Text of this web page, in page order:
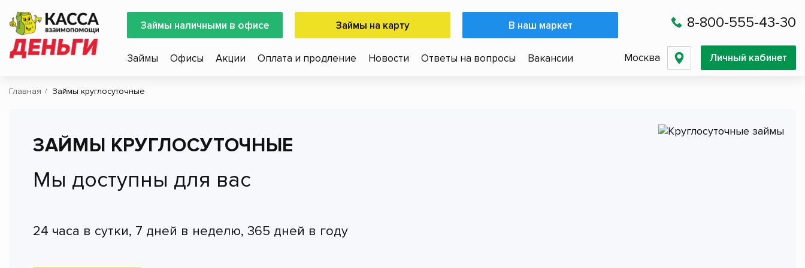
Займы наличными в офисе Займы на карту В наш маркет 8-800-555-43-30
Займы Офисы Акции Оплата и продление Новости Ответы на вопросы Вакансии Москва Личный кабинет
Главная Займы круглосуточные
ЗАЙМЫ КРУГЛОСУТОЧНЫЕ
Мы доступны для вас
24 часа в сутки, 7 дней в неделю, 365 дней в году